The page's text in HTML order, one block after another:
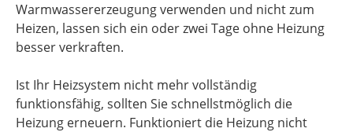
Warmwassererzeugung verwenden und nicht zum
Heizen, lassen sich ein oder zwei Tage ohne Heizung
besser verkraften.
Ist Ihr Heizsystem nicht mehr vollständig
funktionsfähig, sollten Sie schnellstmöglich die
Heizung erneuern. Funktioniert die Heizung nicht